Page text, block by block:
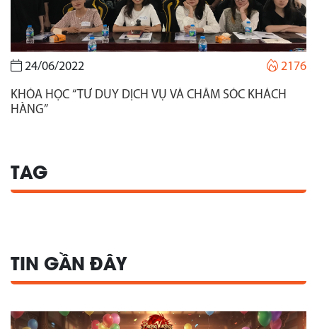
24/06/2022 2176
KHÓA HỌC “TƯ DUY DỊCH VỤ VÀ CHĂM SÓC KHÁCH
HÀNG”
TAG
TIN GẦN ĐÂY